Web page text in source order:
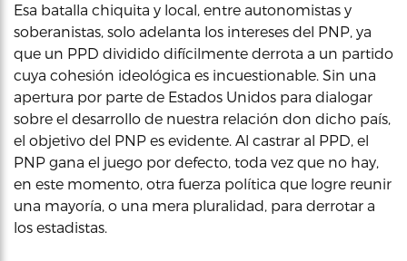
Esa batalla chiquita y local, entre autonomistas y
soberanistas, solo adelanta los intereses del PNP, ya
que un PPD dividido difícilmente derrota a un partido
cuya cohesión ideológica es incuestionable. Sin una
apertura por parte de Estados Unidos para dialogar
sobre el desarrollo de nuestra relación don dicho país,
el objetivo del PNP es evidente. Al castrar al PPD, el
PNP gana el juego por defecto, toda vez que no hay,
en este momento, otra fuerza política que logre reunir
una mayoría, o una mera pluralidad, para derrotar a
los estadistas.